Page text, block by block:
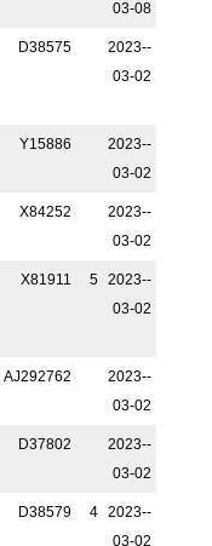
03-08
D38575
2023-­
03-02
Y15886
2023-­
03-02
X84252
2023-­
03-02
X81911 5
2023-­
03-02
AJ292762
2023-­
03-02
D37802
2023-­
03-02
D38579 4
2023-­
03-02